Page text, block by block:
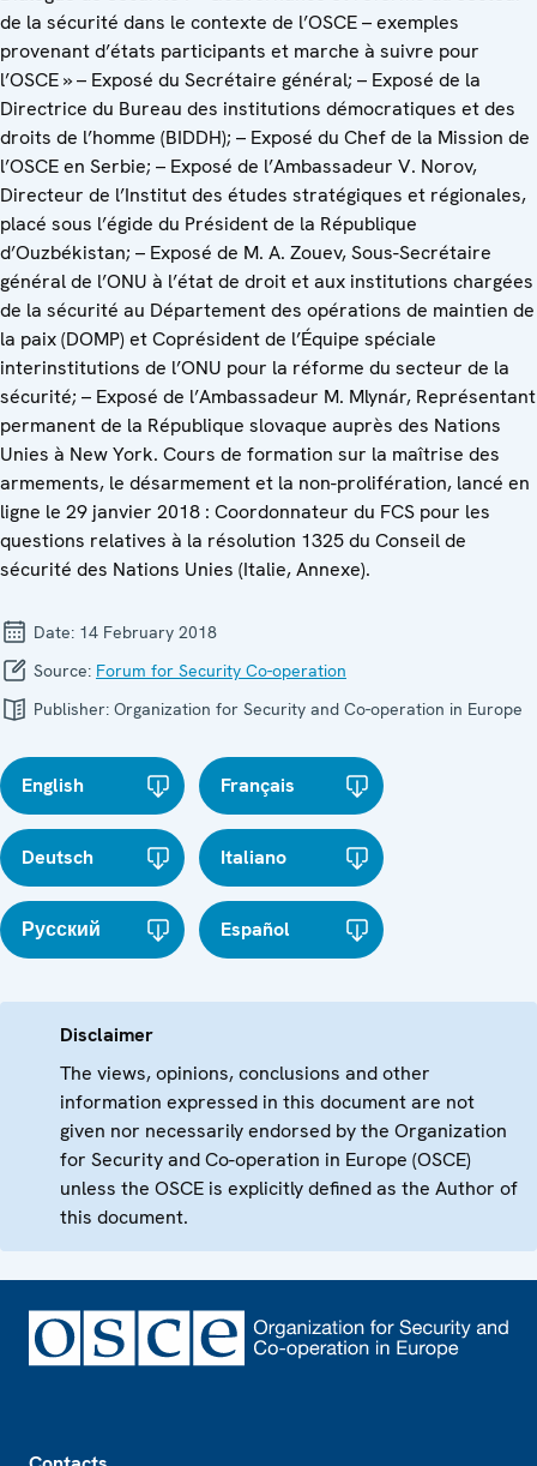
de la sécurité dans le contexte de l’OSCE – exemples
provenant d’états participants et marche à suivre pour
l’OSCE » – Exposé du Secrétaire général; – Exposé de la
Directrice du Bureau des institutions démocratiques et des
droits de l’homme (BIDDH); – Exposé du Chef de la Mission de
l’OSCE en Serbie; – Exposé de l’Ambassadeur V. Norov,
Directeur de l’Institut des études stratégiques et régionales,
placé sous l’égide du Président de la République
d’Ouzbékistan; – Exposé de M. A. Zouev, Sous-Secrétaire
général de l’ONU à l’état de droit et aux institutions chargées
de la sécurité au Département des opérations de maintien de
la paix (DOMP) et Coprésident de l’Équipe spéciale
interinstitutions de l’ONU pour la réforme du secteur de la
sécurité; – Exposé de l’Ambassadeur M. Mlynár, Représentant
permanent de la République slovaque auprès des Nations
Unies à New York. Cours de formation sur la maîtrise des
armements, le désarmement et la non-prolifération, lancé en
ligne le 29 janvier 2018 : Coordonnateur du FCS pour les
questions relatives à la résolution 1325 du Conseil de
sécurité des Nations Unies (Italie, Annexe).
Date: 14 February 2018
Source: Forum for Security Co-operation
Publisher: Organization for Security and Co-operation in Europe
English Français
Deutsch Italiano
Русский Español
Disclaimer
The views, opinions, conclusions and other
information expressed in this document are not
given nor necessarily endorsed by the Organization
for Security and Co-operation in Europe (OSCE)
unless the OSCE is explicitly defined as the Author of
this document.